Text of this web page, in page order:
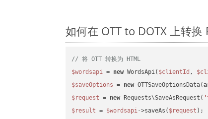
如何在 OTT to DOTX 上转
// 将 OTT 转换为 HTML
$wordsapi = new WordsApi( $clientId ,
$saveOptions = new OTTSaveOptionsData(
$request = new Requests\SaveAsRequest(
$result = $wordsapi->saveAs( $request );